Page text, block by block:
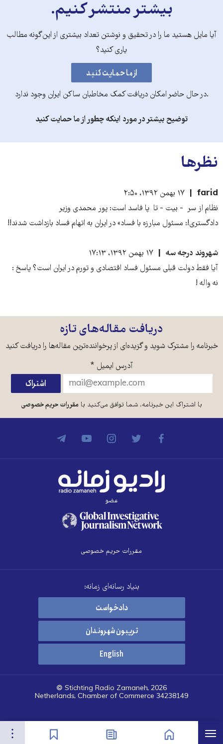
فهرست نشان‌گذاشته‌ها
بیشتر منتشر کنیم.
آیا مایل هستید ما را در تحقیق و نوشتن تعداد بیشتری از این‌گونه مطالب
یاری کنید؟
.در حال حاضر امکان دریافت کمک مخاطبان ساکن ایران وجود ندارد
توضیح بیشتر در مورد اینکه چطور از ما حمایت کنید
نظرها
farid
۱۷ بهمن ۱۳۹۲، ۲:۵۰
نظام از سر - بیت - تا پا فاسد است: پور محمدی وزير
دادگستری!: مسئول مبارزه با فساد» در ایران به اتهام فساد بازداشت شدند!!
شهروند درجه سه
۱۷ بهمن ۱۳۹۲، ۱۷:۱۳
آیا فقط دولت قبلی مسئول فساد اقتصادی و تورم در ایران است؟ پاسخ :
نه واله !
دریافت مقاله‌های تازه
خبرنامه را مشترک شوید و گزیده‌ای از پرخواننده‌ترین مقاله‌ها را دریافت کنید
آدرس ایمیل *
با اشتراک این خبرنامه، شما توافق می‌کنید بامقررات حریم خصوصی
عضو
مقررات حریم خصوصی
بنیاد رسانه‌ای زمانه:
دادخواست
تریبون شهروندان
English
© Stichting Radio Zamaneh, 2026
Netherlands, Chamber of Commerce 34238149